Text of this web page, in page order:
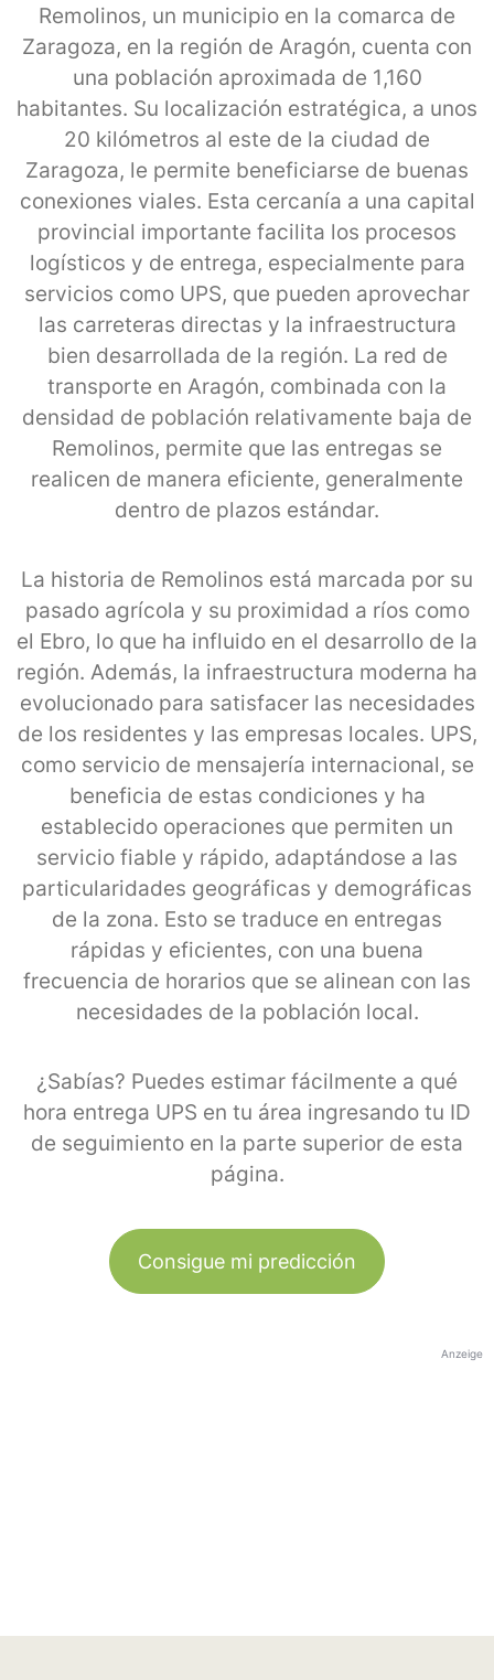
Remolinos, un municipio en la comarca de
Zaragoza, en la región de Aragón, cuenta con
una población aproximada de 1,160
habitantes. Su localización estratégica, a unos
20 kilómetros al este de la ciudad de
Zaragoza, le permite beneficiarse de buenas
conexiones viales. Esta cercanía a una capital
provincial importante facilita los procesos
logísticos y de entrega, especialmente para
servicios como UPS, que pueden aprovechar
las carreteras directas y la infraestructura
bien desarrollada de la región. La red de
transporte en Aragón, combinada con la
densidad de población relativamente baja de
Remolinos, permite que las entregas se
realicen de manera eficiente, generalmente
dentro de plazos estándar.
La historia de Remolinos está marcada por su
pasado agrícola y su proximidad a ríos como
el Ebro, lo que ha influido en el desarrollo de la
región. Además, la infraestructura moderna ha
evolucionado para satisfacer las necesidades
de los residentes y las empresas locales. UPS,
como servicio de mensajería internacional, se
beneficia de estas condiciones y ha
establecido operaciones que permiten un
servicio fiable y rápido, adaptándose a las
particularidades geográficas y demográficas
de la zona. Esto se traduce en entregas
rápidas y eficientes, con una buena
frecuencia de horarios que se alinean con las
necesidades de la población local.
¿Sabías? Puedes estimar fácilmente a qué
hora entrega UPS en tu área ingresando tu ID
de seguimiento en la parte superior de esta
página.
Consigue mi predicción
Anzeige